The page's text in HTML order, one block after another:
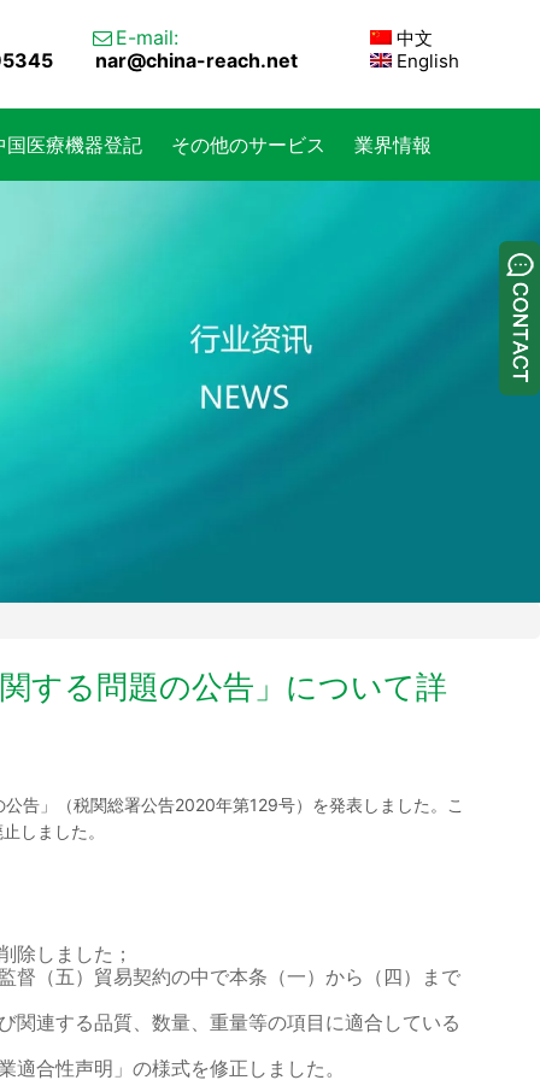
 E-mail:
nar@china-reach.net
中文
English
国医療機器登記 その他のサービス 業界情報
する問題の公告」について詳
告」（税関総署公告2020年第129号）を発表しました。こ
しました。
除しました；
督（五）貿易契約の中で本条（一）から（四）まで
関連する品質、数量、重量等の項目に適合している
合性声明」の様式を修正しました。